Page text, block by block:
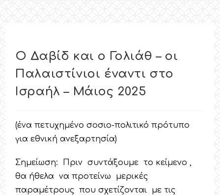
Ο Δαβίδ και ο Γολιάθ – οι
Παλαιστίνιοι έναντι στο
Ισραήλ – Mάιος 2025
(ένα πετυχημένο σοσιο-πολιτικό πρότυπο
για εθνική ανεξαρτησία)
Σημείωση: Πριν συντάξουμε το κείμενο ,
θα ήθελα να προτείνω μερικές
παραμέτρους που σχετίζονται με τις